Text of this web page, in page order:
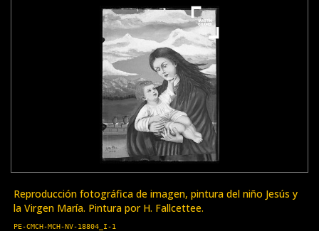
Reproducción fotográfica de imagen, pintura del niño Jesús y
la Virgen María. Pintura por H. Fallcettee.
PE-CMCH-MCH-NV-18804_I-1